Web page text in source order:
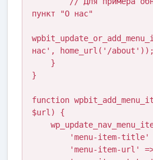
пункт "О нас"
нас', home_url('/about'));
}
function
$url) {